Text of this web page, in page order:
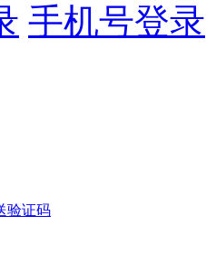
手机号登录
验证码